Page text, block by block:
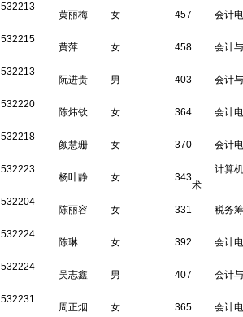
532213
黄丽梅 女 457 会计
532215
黄萍 女 458 会计
532213
阮进贵 男 403 会计
532220
陈炜钦 女 364 会计
532218
颜慧珊 女 370 会计
532223
杨叶静 女 343
计算
术
532204
陈丽容 女 331 税务
532224
陈琳 女 392 会计
532224
吴志鑫 男 407 会计
532231
周正烟 女 365 会计